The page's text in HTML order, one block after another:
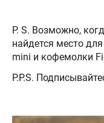
P. S. Возможно,
найдется место
mini и кофемолки
P.P.S.